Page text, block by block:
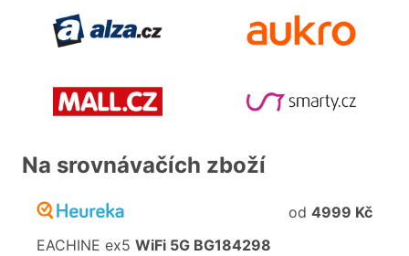
Na srovnávačích zboží
EACHINE ex5 WiFi 5G BG184298
od 4999 Kč